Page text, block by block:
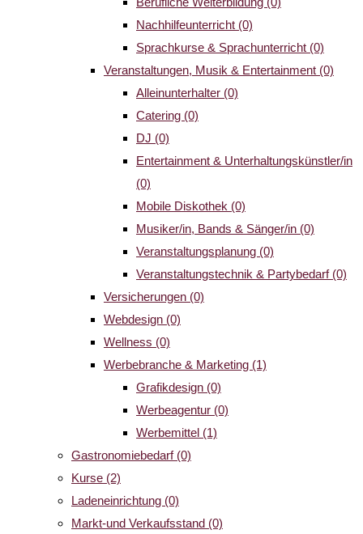
Nachhilfeunterricht (0)
Sprachkurse & Sprachunterricht (0)
Veranstaltungen, Musik & Entertainment (0)
Alleinunterhalter (0)
Catering (0)
DJ (0)
Entertainment & Unterhaltungskünstler/in
(0)
Mobile Diskothek (0)
Musiker/in, Bands & Sänger/in (0)
Veranstaltungsplanung (0)
Veranstaltungstechnik & Partybedarf (0)
Versicherungen (0)
Webdesign (0)
Wellness (0)
Werbebranche & Marketing (1)
Grafikdesign (0)
Werbeagentur (0)
Werbemittel (1)
Gastronomiebedarf (0)
Kurse (2)
Ladeneinrichtung (0)
Markt-und Verkaufsstand (0)